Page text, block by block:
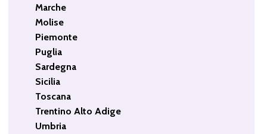
Marche
Molise
Piemonte
Puglia
Sardegna
Sicilia
Toscana
Trentino Alto Adige
Umbria